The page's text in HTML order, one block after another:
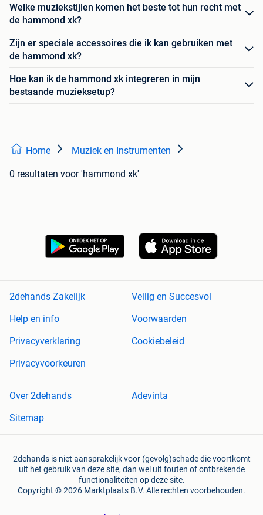
Welke muziekstijlen komen het beste tot hun recht met
de hammond xk?
Zijn er speciale accessoires die ik kan gebruiken met
de hammond xk?
Hoe kan ik de hammond xk integreren in mijn
bestaande muzieksetup?
Home Muziek en Instrumenten
0 resultaten voor 'hammond xk'
2dehands Zakelijk
Veilig en Succesvol
Help en info
Voorwaarden
Privacyverklaring
Cookiebeleid
Privacyvoorkeuren
Over 2dehands
Adevinta
Sitemap
2dehands is niet aansprakelijk voor (gevolg)schade die voortkomt
uit het gebruik van deze site, dan wel uit fouten of ontbrekende
functionaliteiten op deze site.
Copyright © 2026 Marktplaats B.V. Alle rechten voorbehouden.